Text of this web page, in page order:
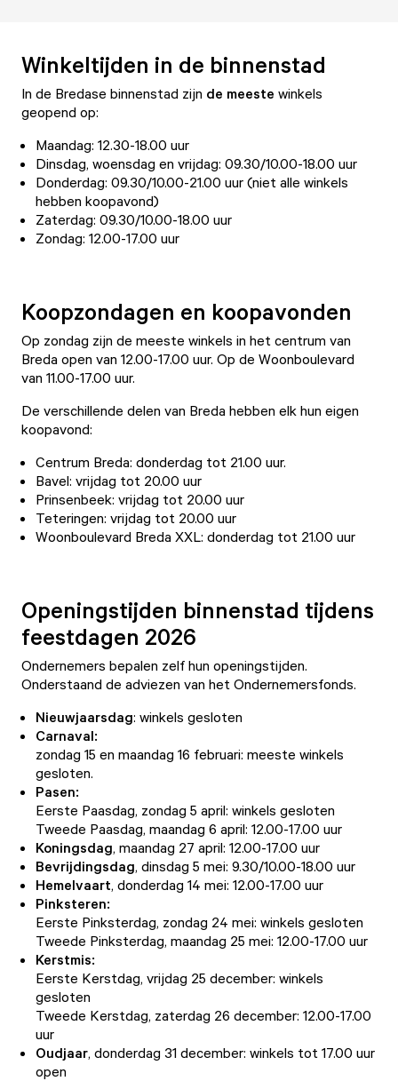
Winkeltijden in de binnenstad
In de Bredase binnenstad zijn de meeste winkels
geopend op:
Maandag: 12.30-18.00 uur
Dinsdag, woensdag en vrijdag: 09.30/10.00-18.00 uur
Donderdag: 09.30/10.00-21.00 uur (niet alle winkels
hebben koopavond)
Zaterdag: 09.30/10.00-18.00 uur
Zondag: 12.00-17.00 uur
Koopzondagen en koopavonden
Op zondag zijn de meeste winkels in het centrum van
Breda open van 12.00-17.00 uur. Op de Woonboulevard
van 11.00-17.00 uur.
De verschillende delen van Breda hebben elk hun eigen
koopavond:
Centrum Breda: donderdag tot 21.00 uur.
Bavel: vrijdag tot 20.00 uur
Prinsenbeek: vrijdag tot 20.00 uur
Teteringen: vrijdag tot 20.00 uur
Woonboulevard Breda XXL: donderdag tot 21.00 uur
Openingstijden binnenstad tijdens
feestdagen 2026
Ondernemers bepalen zelf hun openingstijden.
Onderstaand de adviezen van het Ondernemersfonds.
Nieuwjaarsdag: winkels gesloten
Carnaval:
zondag 15 en maandag 16 februari: meeste winkels
gesloten.
Pasen:
Eerste Paasdag, zondag 5 april: winkels gesloten
Tweede Paasdag, maandag 6 april: 12.00-17.00 uur
Koningsdag, maandag 27 april: 12.00-17.00 uur
Bevrijdingsdag, dinsdag 5 mei: 9.30/10.00-18.00 uur
Hemelvaart, donderdag 14 mei: 12.00-17.00 uur
Pinksteren:
Eerste Pinksterdag, zondag 24 mei: winkels gesloten
Tweede Pinksterdag, maandag 25 mei: 12.00-17.00 uur
Kerstmis:
Eerste Kerstdag, vrijdag 25 december: winkels
gesloten
Tweede Kerstdag, zaterdag 26 december: 12.00-17.00
uur
Oudjaar, donderdag 31 december: winkels tot 17.00 uur
open